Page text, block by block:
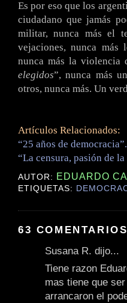
Es por eso que los
ciudadano que jamás
militar, nunca más el
vejaciones, nunca más
nunca más la violencia
elegidos”, nunca más
otros, nunca más. Un
Artículos Relacionados:
“25 años de democracia”.
“La censura, pasión de
AUTOR: EDUARDO
ETIQUETAS:
63
Susana R. dijo...
Tiene razon
mas tiene que
arrancaron el